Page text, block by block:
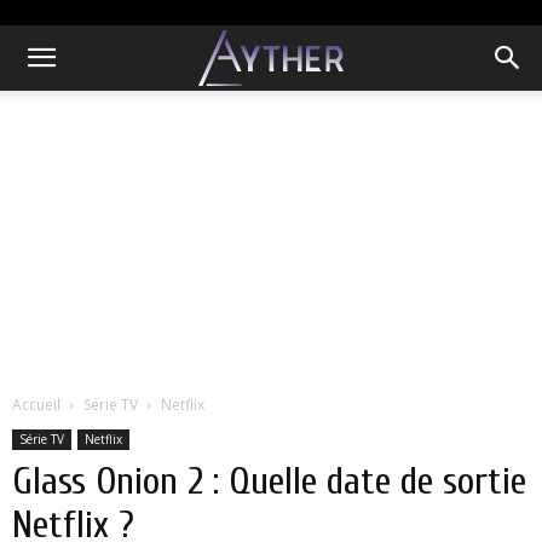
Accueil Série TV Netflix
Série TV Netflix
Glass Onion 2 : Quelle date de sortie
Netflix ?